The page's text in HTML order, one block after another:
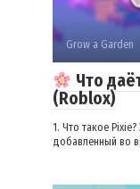
Grow a Garden
Что
(Roblox)
1. Что такое
добавленный во